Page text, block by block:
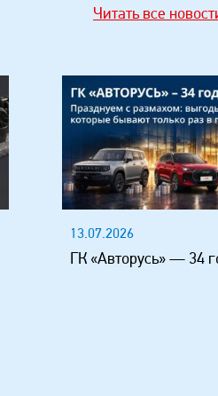
Читать все
13.07.2026
ГК «Авторусь» — 34